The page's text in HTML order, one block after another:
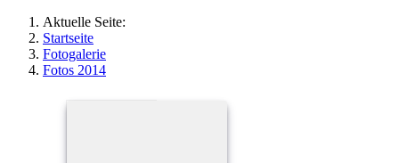
Aktuelle Seite:
Startseite
Fotogalerie
Fotos 2014